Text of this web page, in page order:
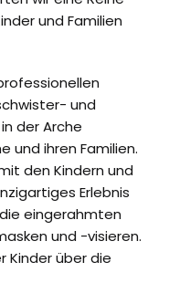
und Familien
und
der Arche
und ihren Familien.
den Kindern und
Erlebnis
eingerahmten
und -visieren.
Kinder über die